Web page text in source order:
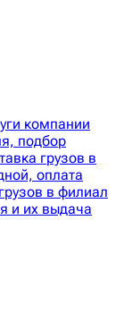
компании
подбор
грузов в
оплата
в филиал
и их выдача